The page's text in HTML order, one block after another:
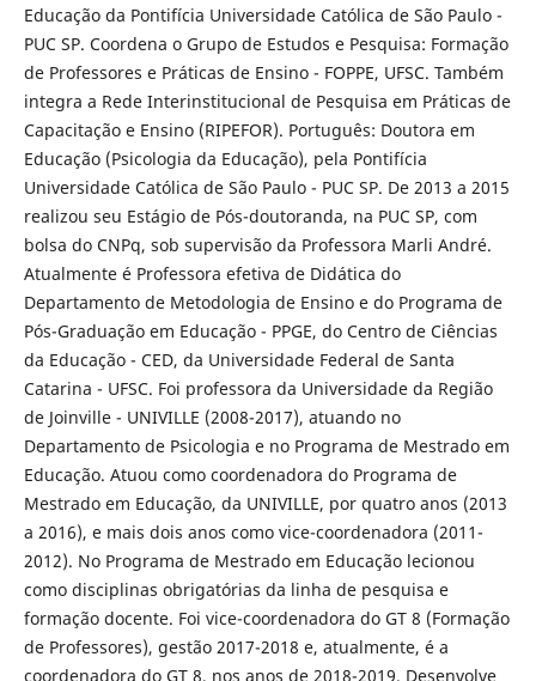
Educação da Pontifícia Universidade Católica de São Paulo -
PUC SP. Coordena o Grupo de Estudos e Pesquisa: Formação
de Professores e Práticas de Ensino - FOPPE, UFSC. Também
integra a Rede Interinstitucional de Pesquisa em Práticas de
Capacitação e Ensino (RIPEFOR). Português: Doutora em
Educação (Psicologia da Educação), pela Pontifícia
Universidade Católica de São Paulo - PUC SP. De 2013 a 2015
realizou seu Estágio de Pós-doutoranda, na PUC SP, com
bolsa do CNPq, sob supervisão da Professora Marli André.
Atualmente é Professora efetiva de Didática do
Departamento de Metodologia de Ensino e do Programa de
Pós-Graduação em Educação - PPGE, do Centro de Ciências
da Educação - CED, da Universidade Federal de Santa
Catarina - UFSC. Foi professora da Universidade da Região
de Joinville - UNIVILLE (2008-2017), atuando no
Departamento de Psicologia e no Programa de Mestrado em
Educação. Atuou como coordenadora do Programa de
Mestrado em Educação, da UNIVILLE, por quatro anos (2013
a 2016), e mais dois anos como vice-coordenadora (2011-
2012). No Programa de Mestrado em Educação lecionou
como disciplinas obrigatórias da linha de pesquisa e
formação docente. Foi vice-coordenadora do GT 8 (Formação
de Professores), gestão 2017-2018 e, atualmente, é a
coordenadora do GT 8, nos anos de 2018-2019. Desenvolve